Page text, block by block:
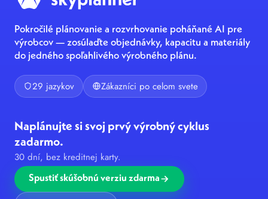
Pokročilé plánovanie a rozvrhovanie poháňané AI pre
výrobcov — zosúlaďte objednávky, kapacitu a materiály
do jedného spoľahlivého výrobného plánu.
29 jazykov Zákazníci po celom svete
Naplánujte si svoj prvý výrobný cyklus
zadarmo.
30 dní, bez kreditnej karty.
Spustiť skúšobnú verziu zdarma